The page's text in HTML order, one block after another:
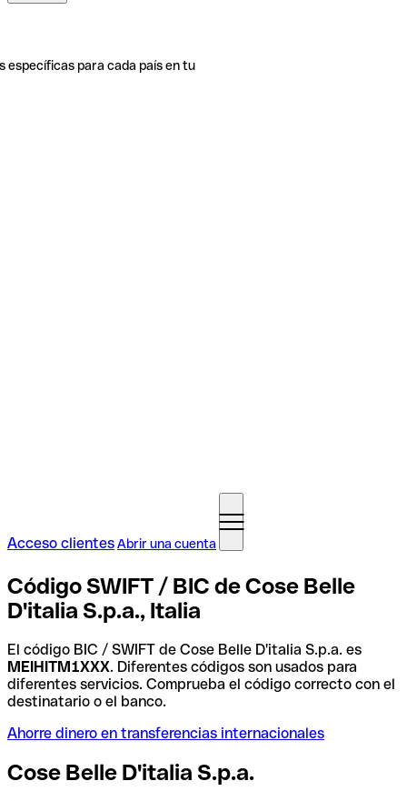
específicas para cada país en tu
Acceso clientesAbrir una cuenta
Código SWIFT / BIC de Cose Belle
D'italia S.p.a., Italia
El código BIC / SWIFT de Cose Belle D'italia S.p.a. es
MEIHITM1XXX. Diferentes códigos son usados para
diferentes servicios. Comprueba el código correcto con el
destinatario o el banco.
Ahorre dinero en transferencias internacionales
Cose Belle D'italia S.p.a.